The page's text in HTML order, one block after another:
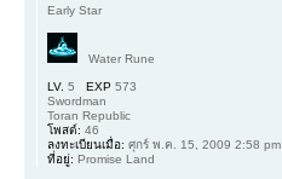
Early Star
Water Rune
LV. 5 EXP 573
Swordman
Toran Republic
โพสต์: 46
ลงทะเบียนเมื่อ: ศุกร์ พ.ค. 15, 2009 2:58 pm
ที่อยู่: Promise Land